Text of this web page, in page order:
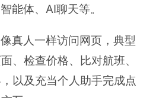
能体、AI聊天等。
真人一样访问网页，典型
、检查价格、比对航班、
以及充当个人助手完成点